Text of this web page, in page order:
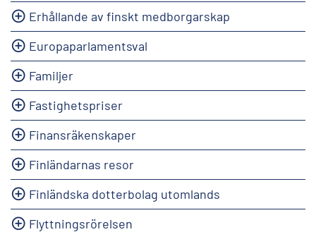
Erhållande av finskt medborgarskap
Europaparlamentsval
Familjer
Fastighetspriser
Finansräkenskaper
Finländarnas resor
Finländska dotterbolag utomlands
Flyttningsrörelsen